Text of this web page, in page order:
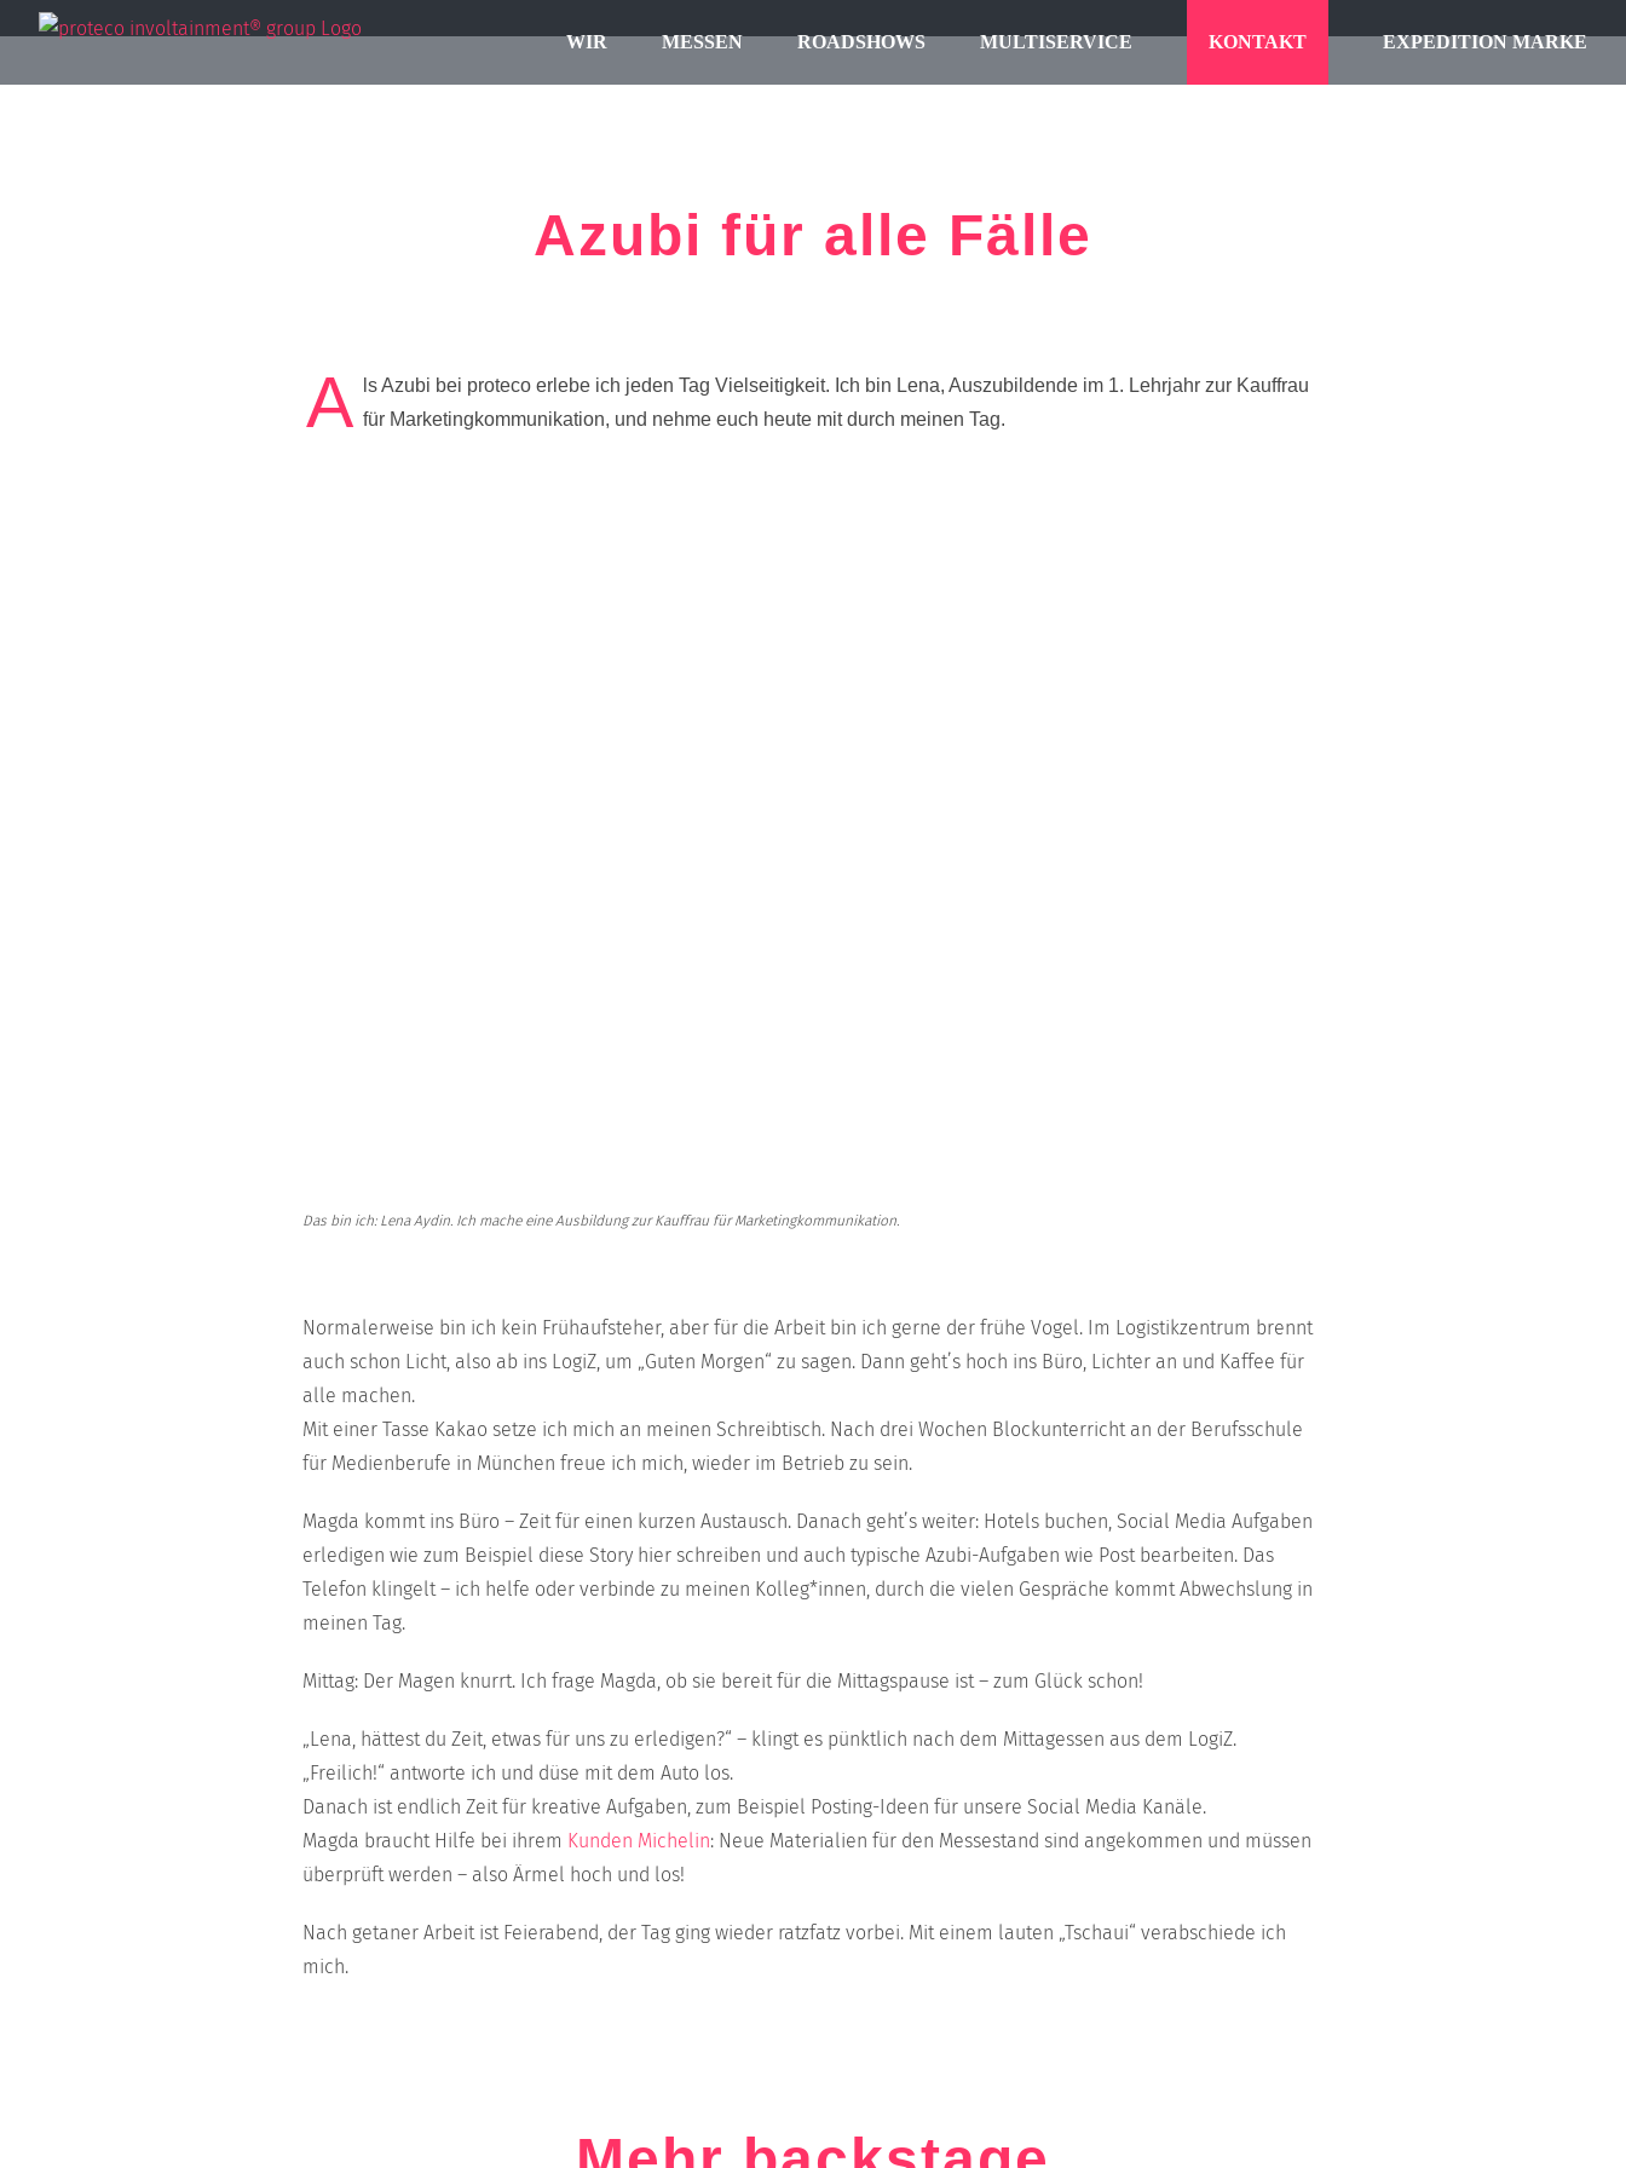
springen
WIR MESSEN ROADSHOWS MULTISERVICE KONTAKT EXPEDITION MARKE
Azubi für alle Fälle
A
ls Azubi bei proteco erlebe ich jeden Tag Vielseitigkeit. Ich bin Lena, Auszubildende im 1. Lehrjahr zur Kauffrau
für Marketingkommunikation, und nehme euch heute mit durch meinen Tag.
Das bin ich: Lena Aydin. Ich mache eine Ausbildung zur Kauffrau für Marketingkommunikation.
Normalerweise bin ich kein Frühaufsteher, aber für die Arbeit bin ich gerne der frühe Vogel. Im Logistikzentrum brennt
auch schon Licht, also ab ins LogiZ, um „Guten Morgen“ zu sagen. Dann geht’s hoch ins Büro, Lichter an und Kaffee für
alle machen.
Mit einer Tasse Kakao setze ich mich an meinen Schreibtisch. Nach drei Wochen Blockunterricht an der Berufsschule
für Medienberufe in München freue ich mich, wieder im Betrieb zu sein.
Magda kommt ins Büro – Zeit für einen kurzen Austausch. Danach geht’s weiter: Hotels buchen, Social Media Aufgaben
erledigen wie zum Beispiel diese Story hier schreiben und auch typische Azubi-Aufgaben wie Post bearbeiten. Das
Telefon klingelt – ich helfe oder verbinde zu meinen Kolleg*innen, durch die vielen Gespräche kommt Abwechslung in
meinen Tag.
Mittag: Der Magen knurrt. Ich frage Magda, ob sie bereit für die Mittagspause ist – zum Glück schon!
„Lena, hättest du Zeit, etwas für uns zu erledigen?“ – klingt es pünktlich nach dem Mittagessen aus dem LogiZ.
„Freilich!“ antworte ich und düse mit dem Auto los.
Danach ist endlich Zeit für kreative Aufgaben, zum Beispiel Posting-Ideen für unsere Social Media Kanäle.
Magda braucht Hilfe bei ihrem Kunden Michelin: Neue Materialien für den Messestand sind angekommen und müssen
überprüft werden – also Ärmel hoch und los!
Nach getaner Arbeit ist Feierabend, der Tag ging wieder ratzfatz vorbei. Mit einem lauten „Tschaui“ verabschiede ich
mich.